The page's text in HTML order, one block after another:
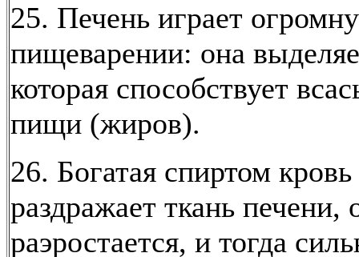
25. Печень играет
пищеварении: она
которая способствует
пищи (жиров).
26. Богатая спиртом кровь
раздражает ткань печени,
раэростается, и тогда